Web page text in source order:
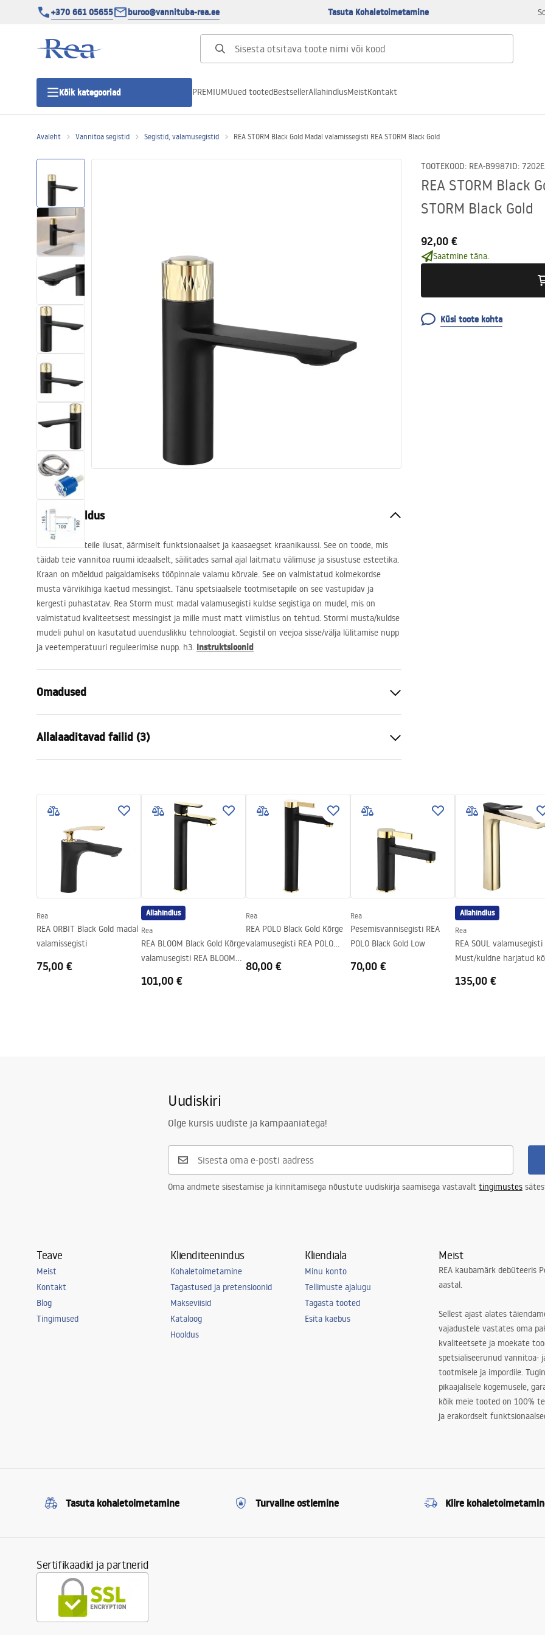
+370 661 05655 buroo@vannituba-rea.ee Tasuta Kohaletoimetamine
Kõik kategooriad
Vannitoa dušialused
Lineaarne duši äravool
Vajub ära
Vannid ja ekraanid
Vannitoas dušid
Vannitoa tarvikud
PREMIUMUued tootedBestsellerAllahindlusMeistKontakt
Avaleht Vannitoa segistid Segistid, valamusegistid REA STORM Black Gold Madal valamissegisti REA STORM Black Gold
TOOTEKOOD: REA-B9987ID: 7202
REA STORM Black
STORM Black Gold
92,00 €
Saatmine täna.
Küsi toote kohta
Tootekirjeldus
Tutvustame teile ilusat, äärmiselt funktsionaalset ja kaasaegset kraanikaussi. See on toode, mis
täidab teie vannitoa ruumi ideaalselt, säilitades samal ajal laitmatu välimuse ja sisustuse esteetika.
Kraan on mõeldud paigaldamiseks tööpinnale valamu kõrvale. See on valmistatud kolmekordse
musta värvikihiga kaetud messingist. Tänu spetsiaalsele tootmisetapile on see vastupidav ja
kergesti puhastatav. Rea Storm must madal valamusegisti kuldse segistiga on mudel, mis on
valmistatud kvaliteetsest messingist ja mille must matt viimistlus on tehtud. Stormi musta/kuldse
mudeli puhul on kasutatud uuenduslikku tehnoloogiat. Segistil on veejoa sisse/välja lülitamise nupp
ja veetemperatuuri reguleerimise nupp. h3. Instruktsioonid
Omadused
Paigaldusviis
Värv
Must, Must/Kuldne
Kõrgus
Kattetehnoloogia
Ühenduse läbimõõt
Garantii
5 aastat
Allalaaditavad failid (3)
Warranty_Terms_and_Conditions_
Turvalisuse teave
Safety_Information_Faucets.pdf
Rea
REA ORBIT Black Gold madal
valamissegisti
75,00 €
Allahindlus
Rea
REA BLOOM Black Gold Kõrge
valamusegisti REA BLOOM
101,00 €
Rea
REA POLO Black Gold Kõrge
valamusegisti REA POLO
80,00 €
Rea
Pesemisvannisegisti REA
POLO Black Gold Low
70,00 €
Allahindlus
Rea
REA SOUL valamusegisti
Must/kuldne harjatud
135,00 €
Uudiskiri
Olge kursis uudiste ja kampaaniatega!
Oma andmete sisestamise ja kinnitamisega nõustute uudiskirja saamisega vastavalt tingimustes
Teave
Meist
Kontakt
Blog
Tingimused
Klienditeenindus
Kohaletoimetamine
Tagastused ja pretensioonid
Makseviisid
Kataloog
Hooldus
Kliendiala
Minu konto
Tellimuste ajalugu
Tagasta tooted
Esita kaebus
Meist
REA kaubamärk debüteeris
aastal.
Sellest ajast alates
vajadustele vastates oma
kvaliteetsete ja moekate
spetsialiseerunud vannitoa-
tootmisele ja impordile.
pikaajalisele kogemusele,
kõik meie tooted on 100%
ja erakordselt
Tasuta kohaletoimetamine Turvaline ostlemine Kiire
Sertifikaadid ja partnerid